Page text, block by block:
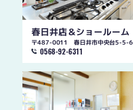
春日井店＆ショールーム
〒487-0011 春日井市中央台5-5-6
0568-92-6311